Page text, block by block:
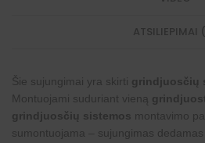
ATSILIEPIMAI
Šie sujungimai yra skirti grindjuosčių
Montuojami suduriant vieną
grindjuosčių sistemos montavimo
sumontuojama – sujungimas